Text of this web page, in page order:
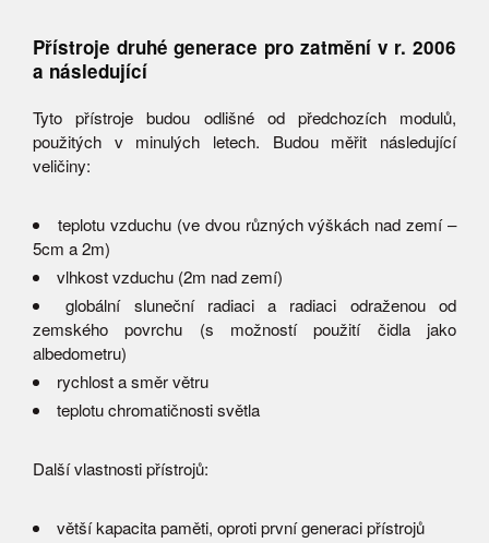
Přístroje druhé generace pro zatmění v r. 2006
a následující
Tyto přístroje budou odlišné od předchozích modulů,
použitých v minulých letech. Budou měřit následující
veličiny:
teplotu vzduchu (ve dvou různých výškách nad zemí –
5cm a 2m)
vlhkost vzduchu (2m nad zemí)
globální sluneční radiaci a radiaci odraženou od
zemského povrchu (s možností použití čidla jako
albedometru)
rychlost a směr větru
teplotu chromatičnosti světla
Další vlastnosti přístrojů:
větší kapacita paměti, oproti první generaci přístrojů